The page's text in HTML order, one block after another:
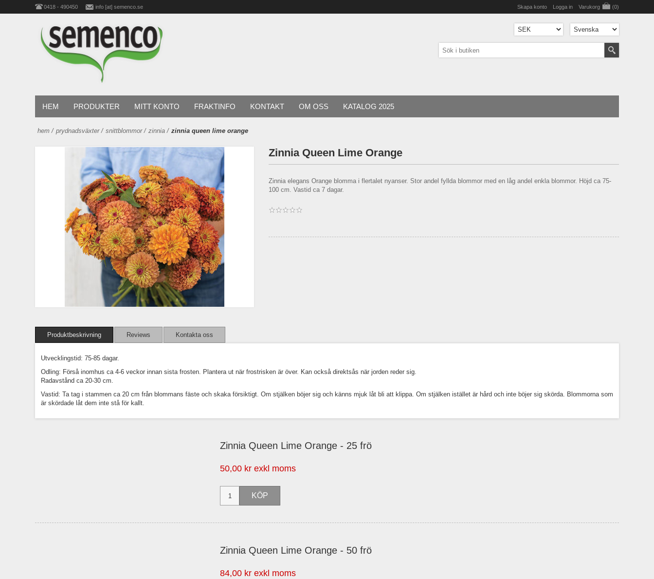
0418 - 490450 info [at] semenco.se Skapa konto Logga in Varukorg (0)
HEM PRODUKTER MITT KONTO FRAKTINFO KONTAKT OM OSS KATALOG 2025
hem / prydnadsväxter / snittblommor / zinnia / zinnia queen lime orange
Zinnia Queen Lime Orange
Zinnia elegans Orange blomma i flertalet nyanser. Stor andel fyllda blommor med en låg andel enkla blommor. Höjd ca 75-
100 cm. Vastid ca 7 dagar.
Produktbeskrivning Reviews Kontakta oss
Utvecklingstid: 75-85 dagar.
Odling: Förså inomhus ca 4-6 veckor innan sista frosten. Plantera ut när frostrisken är över. Kan också direktsås när jorden reder sig.
Radavstånd ca 20-30 cm.
Vastid: Ta tag i stammen ca 20 cm från blommans fäste och skaka försiktigt. Om stjälken böjer sig och känns mjuk låt bli att klippa. Om stjälken istället är hård och inte böjer sig skörda. Blommorna som
är skördade låt dem inte stå för kallt.
Zinnia Queen Lime Orange - 25 frö
50,00 kr exkl moms
Zinnia Queen Lime Orange - 50 frö
84,00 kr exkl moms